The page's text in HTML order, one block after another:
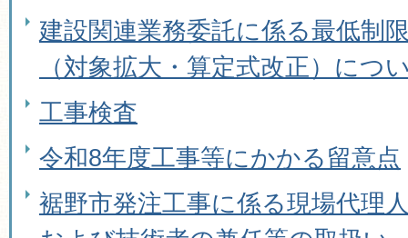
建設関連業務委託に係る最低制
（対象拡大・算定式改正）につ
工事検査
令和8年度工事等にかかる留意点
裾野市発注工事に係る現場代理